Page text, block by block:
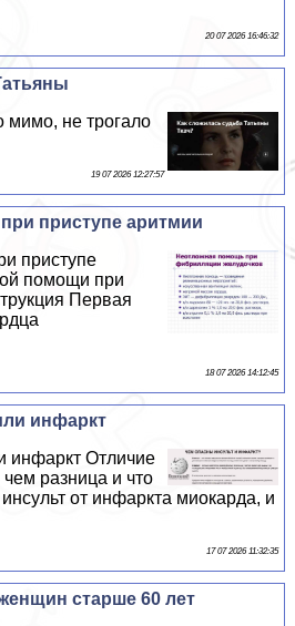
20 07 2026 16:46:32
мимо, не трогало
19 07 2026 12:27:57
приступе аритмии
приступе
помощи при
Первая
18 07 2026 14:12:45
инфаркт
инфаркт Отличие
разница и что
от инфаркта миокарда, и
17 07 2026 11:32:35
старше 60 лет